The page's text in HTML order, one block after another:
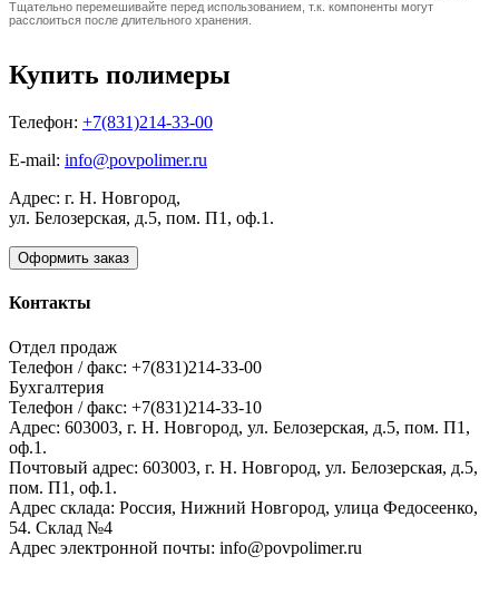
Тщательно перемешивайте перед использованием, т.к. компоненты могут
расслоиться после длительного хранения.
Купить полимеры
Телефон: +7(831)214-33-00
E-mail: info@povpolimer.ru
Адрес: г. Н. Новгород,
ул. Белозерская, д.5, пом. П1, оф.1.
Оформить заказ
Контакты
Отдел продаж
Телефон / факс: +7(831)214-33-00
Бухгалтерия
Телефон / факс: +7(831)214-33-10
Адрес: 603003, г. Н. Новгород, ул. Белозерская, д.5, пом. П1,
оф.1.
Почтовый адрес: 603003, г. Н. Новгород, ул. Белозерская, д.5,
пом. П1, оф.1.
Адрес склада: Россия, Нижний Новгород, улица Федосеенко,
54. Склад №4
Адрес электронной почты: info@povpolimer.ru